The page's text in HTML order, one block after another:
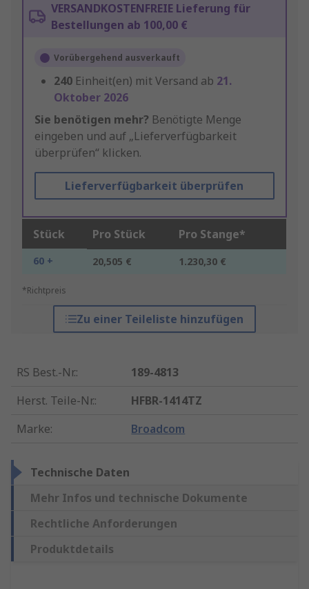
VERSANDKOSTENFREIE Lieferung für
Bestellungen ab 100,00 €
Vorübergehend ausverkauft
240 Einheit(en) mit Versand ab 21.
Oktober 2026
Sie benötigen mehr? Benötigte Menge
eingeben und auf „Lieferverfügbarkeit
überprüfen“ klicken.
Lieferverfügbarkeit überprüfen
Stück Pro Stück Pro Stange*
60 + 20,505 € 1.230,30 €
*Richtpreis
Zu einer Teileliste hinzufügen
RS Best.-Nr.:
189-4813
Herst. Teile-Nr.:
HFBR-1414TZ
Marke: Broadcom
Technische Daten
Mehr Infos und technische Dokumente
Rechtliche Anforderungen
Produktdetails